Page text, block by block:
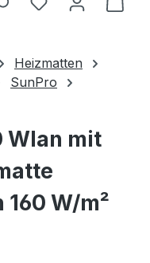
Heizmatten
SunPro
Wlan mit
W/m²